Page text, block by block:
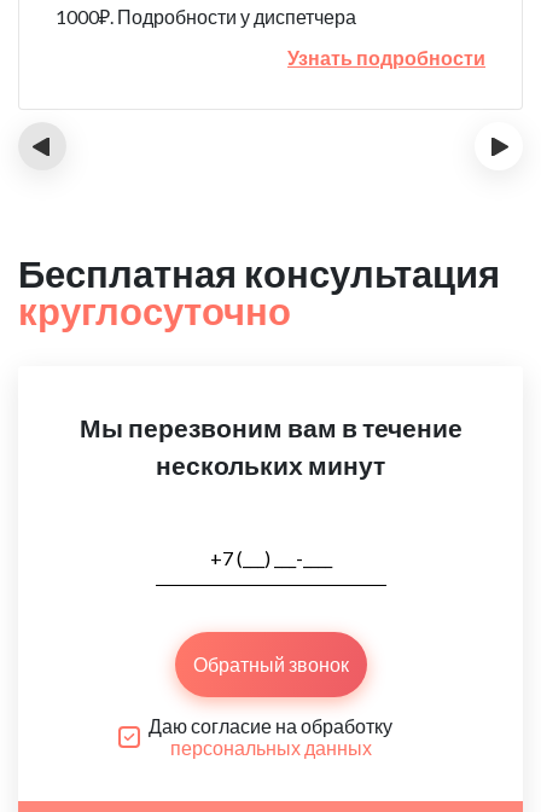
1000₽. Подробности у диспетчера
Узнать подробности
‹ ›
Бесплатная консультация
круглосуточно
Мы перезвоним вам в течение
нескольких минут
Обратный звонок
Даю согласие на обработку
персональных данных